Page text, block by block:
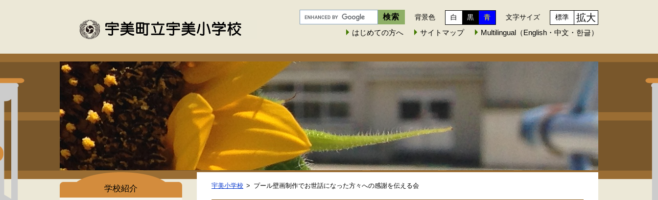
背景色 白 黒 青 文字サイズ 標準 拡大
はじめての方へ サイトマップ Multilingual（English・中文・한글）
学校紹介 宇美小学校 プール壁画制作でお世話になった方々への感謝を伝える会